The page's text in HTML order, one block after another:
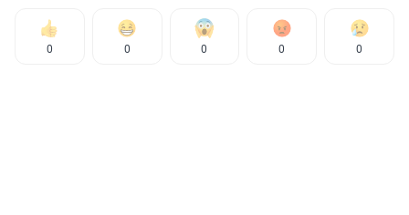
0 0 0 0 0